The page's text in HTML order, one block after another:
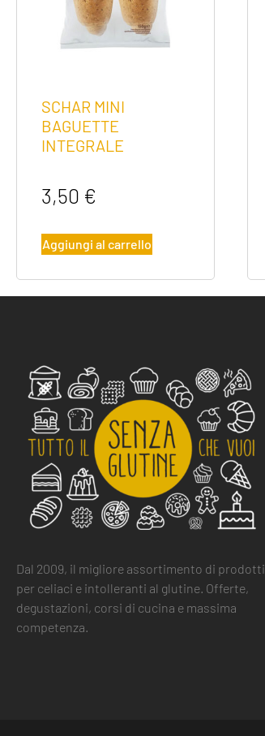
SCHAR MINI
BAGUETTE
INTEGRALE
3,50 €
Aggiungi al carrello
Dal 2009, il migliore assortimento di prodotti
per celiaci e intolleranti al glutine. Offerte,
degustazioni, corsi di cucina e massima
competenza.